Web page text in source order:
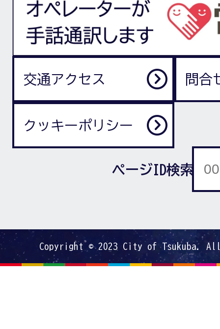
交通アクセス 問合
クッキーポリシー
ページID検索
Copyright © 2023 City of Tsukuba.